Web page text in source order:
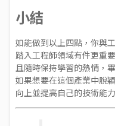
小結
如能做到以上四點，你與
踏入工程師領域有件更重
且隨時保持學習的熱情，
如果想要在這個產業中脫
向上並提高自己的技術能力